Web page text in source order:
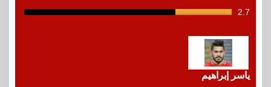
2.7
12
ياسر إبراهيم